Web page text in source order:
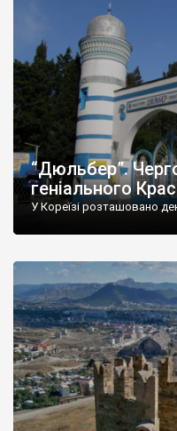
“Дюльбер”.
геніального
У Кореїзі розташовано